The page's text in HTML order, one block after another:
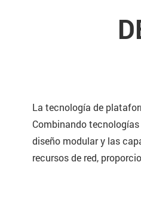
La tecnología de
Combinando
diseño modular y las
recursos de red,